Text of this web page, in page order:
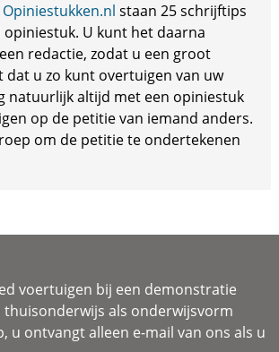
Opiniestukken.nl staan 25 schrijftips
U kunt het daarna
redactie, zodat u een groot
dat u zo kunt overtuigen van uw
natuurlijk altijd met een opiniestuk
op de petitie van iemand anders.
om de petitie te ondertekenen
voertuigen bij een demonstratie
thuisonderwijs als onderwijsvorm
u ontvangt alleen e-mail van ons als u